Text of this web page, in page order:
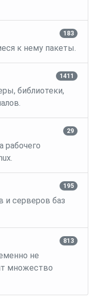
183
к нему пакеты.
1411
библиотеки,
29
рабочего
195
и серверов баз
813
не
множество